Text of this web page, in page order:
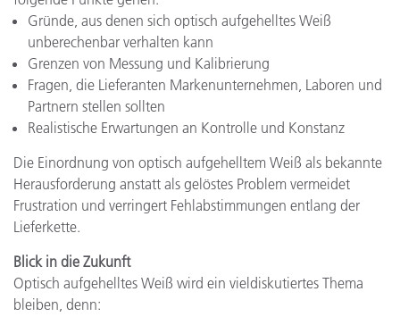
Gründe, aus denen sich optisch aufgehelltes Weiß
unberechenbar verhalten kann
Grenzen von Messung und Kalibrierung
Fragen, die Lieferanten Markenunternehmen, Laboren und
Partnern stellen sollten
Realistische Erwartungen an Kontrolle und Konstanz
Die Einordnung von optisch aufgehelltem Weiß als bekannte
Herausforderung anstatt als gelöstes Problem vermeidet
Frustration und verringert Fehlabstimmungen entlang der
Lieferkette.
Blick in die Zukunft
Optisch aufgehelltes Weiß wird ein vieldiskutiertes Thema
bleiben, denn: